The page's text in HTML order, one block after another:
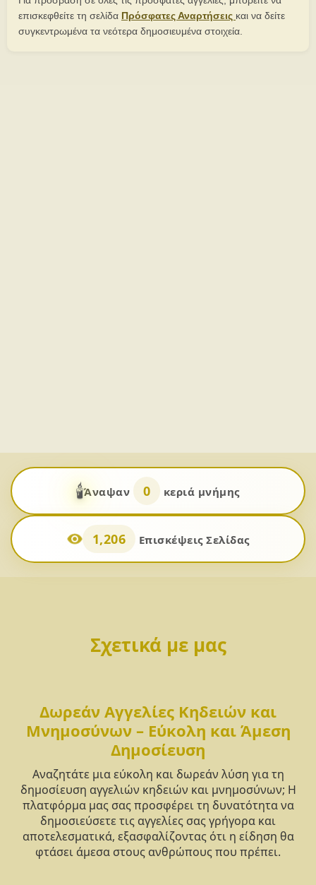
επισκεφθείτε τη σελίδα Πρόσφατες Αναρτήσεις και να δείτε
συγκεντρωμένα τα νεότερα δημοσιευμένα στοιχεία.
🕯️Άναψαν 0 κεριά μνήμης
1,206 Επισκέψεις Σελίδας
Σχετικά με μας
Δωρεάν Αγγελίες Κηδειών και
Μνημοσύνων – Εύκολη και Άμεση
Δημοσίευση
Αναζητάτε μια εύκολη και δωρεάν λύση για τη
δημοσίευση αγγελιών κηδειών και μνημοσύνων; Η
πλατφόρμα μας σας προσφέρει τη δυνατότητα να
δημοσιεύσετε τις αγγελίες σας γρήγορα και
αποτελεσματικά, εξασφαλίζοντας ότι η είδηση θα
φτάσει άμεσα στους ανθρώπους που πρέπει.